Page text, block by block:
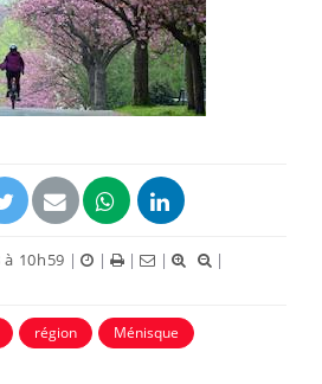
10h59 | | | |
|
région
Ménisque